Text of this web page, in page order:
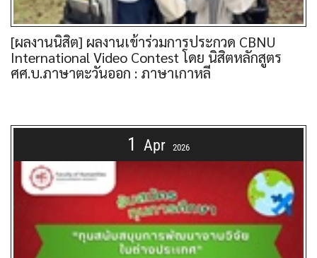
[ผลงานนิสิต] ผลงานเข้าร่วมการประกวด CBNU
International Video Contest โดย นิสิตหลักสูตร
ศศ.บ.ภาษาตะวันออก : ภาษาเกาหลี
1 Apr 2026